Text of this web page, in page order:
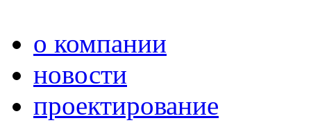
о компании
новости
проектирование